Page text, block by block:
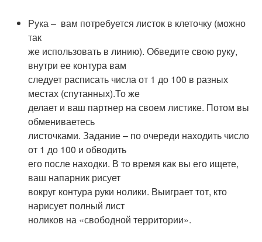
Рука – вам потребуется листок в клеточку (можно
так
же использовать в линию). Обведите свою руку,
внутри ее контура вам
следует расписать числа от 1 до 100 в разных
местах (спутанных).То же
делает и ваш партнер на своем листике. Потом вы
обмениваетесь
листочками. Задание – по очереди находить число
от 1 до 100 и обводить
его после находки. В то время как вы его ищете,
ваш напарник рисует
вокруг контура руки нолики. Выиграет тот, кто
нарисует полный лист
ноликов на «свободной территории».